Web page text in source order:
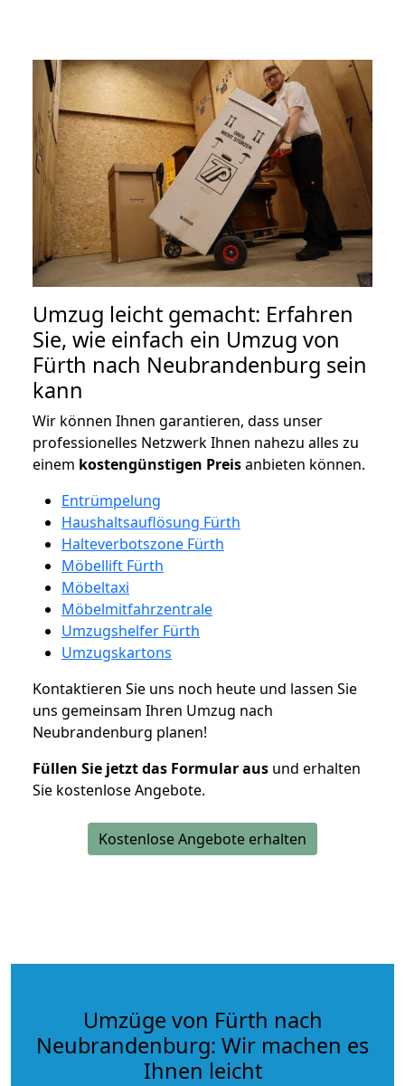
Umzug leicht gemacht: Erfahren
Sie, wie einfach ein Umzug von
Fürth nach Neubrandenburg sein
kann
Wir können Ihnen garantieren, dass unser
professionelles Netzwerk Ihnen nahezu alles zu
einem kostengünstigen Preisanbieten können.
Entrümpelung
Haushaltsauflösung Fürth
Halteverbotszone Fürth
Möbellift Fürth
Möbeltaxi
Möbelmitfahrzentrale
Umzugshelfer Fürth
Umzugskartons
Kontaktieren Sie uns noch heute und lassen Sie
uns gemeinsam Ihren Umzug nach
Neubrandenburg planen!
Füllen Sie jetzt das Formular aus und erhalten
Sie kostenlose Angebote.
Kostenlose Angebote erhalten
Umzüge von Fürth nach
Neubrandenburg: Wir machen es
Ihnen leicht